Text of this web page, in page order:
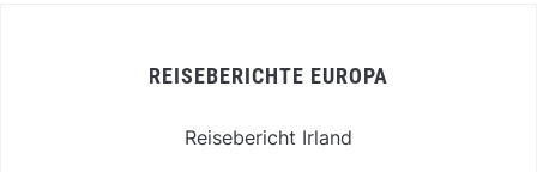
REISEBERICHTE EUROPA
Reisebericht Irland